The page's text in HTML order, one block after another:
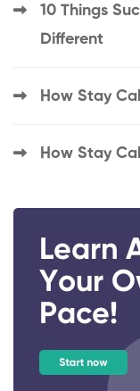
10 Things
Different
How Stay
How Stay